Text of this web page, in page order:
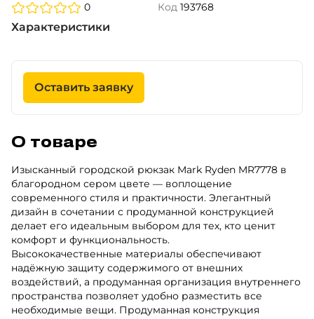
0 Код 193768
Характеристики
Оставить заявку
О товаре
Изысканный городской рюкзак Mark Ryden MR7778 в
благородном сером цвете — воплощение
современного стиля и практичности. Элегантный
дизайн в сочетании с продуманной конструкцией
делает его идеальным выбором для тех, кто ценит
комфорт и функциональность.
Высококачественные материалы обеспечивают
надёжную защиту содержимого от внешних
воздействий, а продуманная организация внутреннего
пространства позволяет удобно разместить все
необходимые вещи. Продуманная конструкция